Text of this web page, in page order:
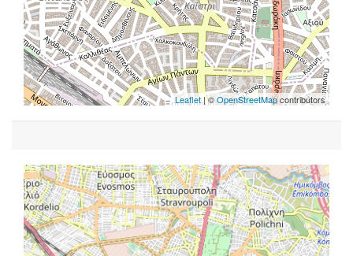
Leaflet| ©OpenStreetMapcontributors